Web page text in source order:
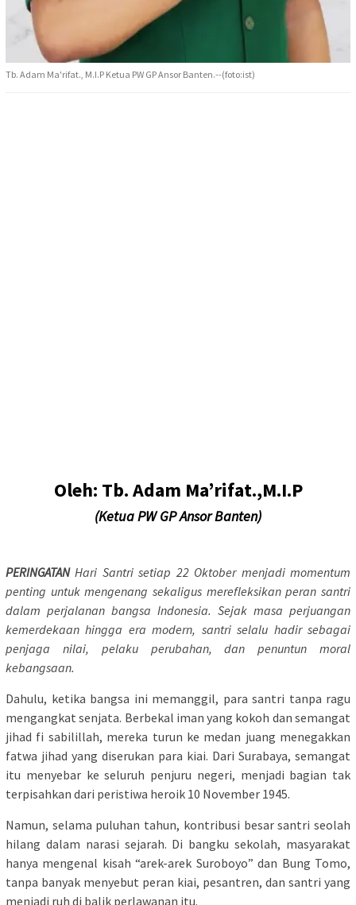
Tb. Adam Ma'rifat., M.I.P Ketua PW GP Ansor Banten.--(foto:ist)
Oleh: Tb. Adam Ma’rifat.,M.I.P
(Ketua PW GP Ansor Banten)
PERINGATANHari Santri setiap 22 Oktober menjadi momentum
penting untuk mengenang sekaligus merefleksikan peran santri
dalam perjalanan bangsa Indonesia. Sejak masa perjuangan
kemerdekaan hingga era modern, santri selalu hadir sebagai
penjaga nilai, pelaku perubahan, dan penuntun moral
kebangsaan.
Dahulu, ketika bangsa ini memanggil, para santri tanpa ragu
mengangkat senjata. Berbekal iman yang kokoh dan semangat
jihad fi sabilillah, mereka turun ke medan juang menegakkan
fatwa jihad yang diserukan para kiai. Dari Surabaya, semangat
itu menyebar ke seluruh penjuru negeri, menjadi bagian tak
terpisahkan dari peristiwa heroik 10 November 1945.
Namun, selama puluhan tahun, kontribusi besar santri seolah
hilang dalam narasi sejarah. Di bangku sekolah, masyarakat
hanya mengenal kisah “arek-arek Suroboyo” dan Bung Tomo,
tanpa banyak menyebut peran kiai, pesantren, dan santri yang
menjadi ruh di balik perlawanan itu.